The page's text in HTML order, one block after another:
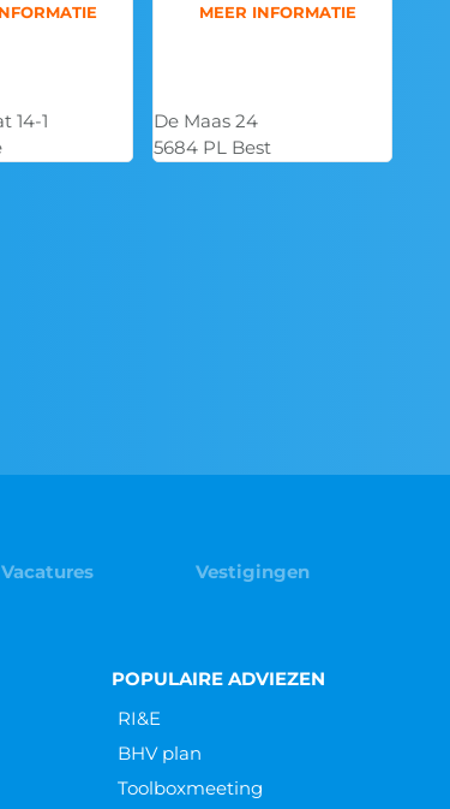
MEER INFORMATIE
De Maas 24
MEER
5684 PH Best
Vacatures Vestigingen
POPULAIRE ADVIEZEN
RI&E
BHV plan
Toolboxmeeting